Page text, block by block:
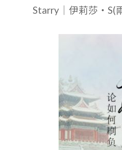
Starry｜伊莉莎・S(